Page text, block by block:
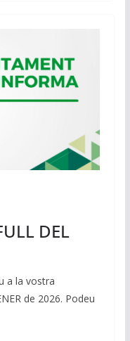
DEL
a la vostra
de 2026. Podeu